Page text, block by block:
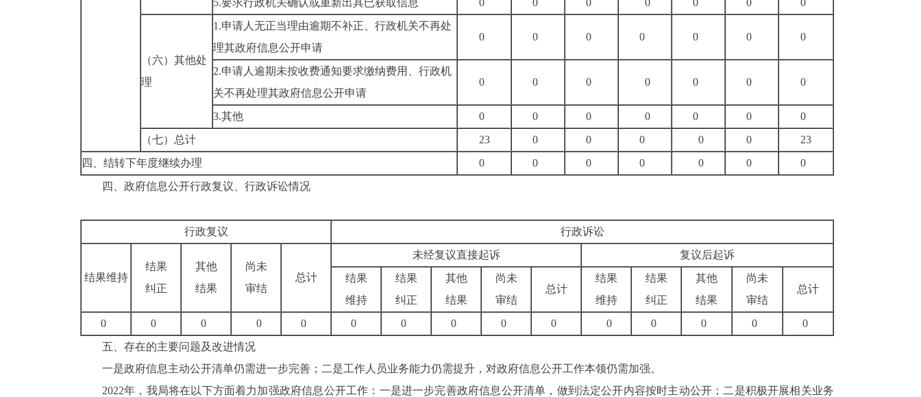
5.要求行政机关确认或重新出具已获取信息
0 0 0 0 0 0 0
（六）其他处
理
1.申请人无正当理由逾期不补正、行政机关不再处
理其政府信息公开申请
0 0 0 0 0 0 0
2.申请人逾期未按收费通知要求缴纳费用、行政机
关不再处理其政府信息公开申请
0 0 0 0 0 0 0
3.其他 0 0 0 0 0 0
0
（七）总计
23 0 0 0 0 0
23
四、结转下年度继续办理
0 0 0 0 0 0
0
四、 政府信息公开行政复议 行政诉讼情况
行政复议 行政诉讼
结果维持
结果
纠正
其他
结果
尚未
审结
总计
未经复议直接起诉
复议后起诉
结果
维持
结果
纠正
其他
结果
尚未
审结
总计
结果
维持
结果
纠正
其他
结果
尚未
审结
总计
0 0 0 0 0 0 0 0 0 0 0 0 0 0
0
五
存在的主要问题及改进情况
一是政府信息主动公开清单仍需进一步完善；二是工作人员业务能力仍需提升，对政府信息公开工作本领仍需加强。
2022年 ， 我局将在以下方面着力加强政府信息公开工作：一是进一步完善政府信息公开清单，做到法定公开内容按时主动公开 ；二是积极开展相关业务